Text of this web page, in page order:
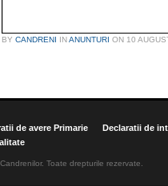
BY CANDRENI INANUNTURI ON 10
de avere Primarie
Declaratii de
Toate drepturile rezervate.